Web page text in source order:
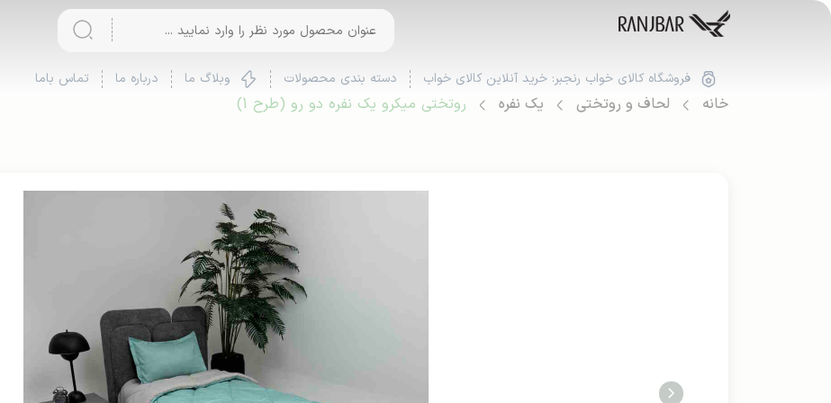
فروشگاه کالای خواب رنجبر: خرید آنلاین کالای خواب دسته بندی محصولات وبلاگ ما درباره ما تماس باما
خانه لحاف و روتختی یک نفره روتختی میکرو یک نفره دو رو (طرح 1)